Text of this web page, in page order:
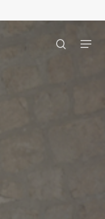
Menu
search